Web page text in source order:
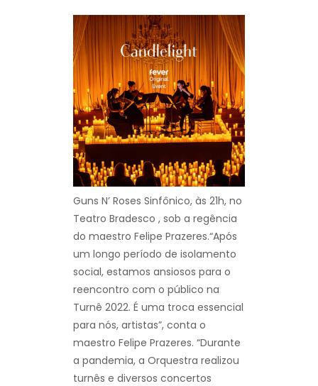
Guns N’ Roses Sinfônico, às 21h, no
Teatro Bradesco , sob a regência
do maestro Felipe Prazeres.“Após
um longo período de isolamento
social, estamos ansiosos para o
reencontro com o público na
Turnê 2022. É uma troca essencial
para nós, artistas”, conta o
maestro Felipe Prazeres. “Durante
a pandemia, a Orquestra realizou
turnês e diversos concertos